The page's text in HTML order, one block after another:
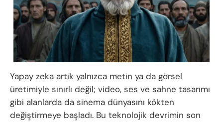
Yapay zeka artık yalnızca metin ya da görsel
üretimiyle sınırlı değil; video, ses ve sahne tasarımı
gibi alanlarda da sinema dünyasını kökten
değiştirmeye başladı. Bu teknolojik devrimin son